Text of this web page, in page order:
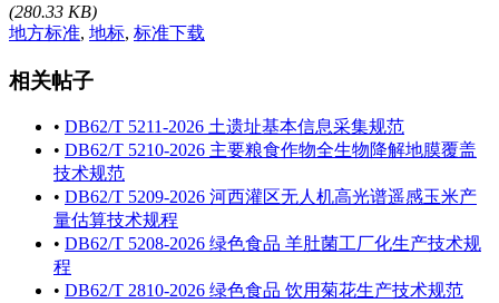
(280.33 KB)
地方标准, 地标, 标准下载
相关帖子
• DB62/T 5211-2026 土遗址基本信息采集规范
• DB62/T 5210-2026 主要粮食作物全生物降解地膜覆盖
技术规范
• DB62/T 5209-2026 河西灌区无人机高光谱遥感玉米产
量估算技术规程
• DB62/T 5208-2026 绿色食品 羊肚菌工厂化生产技术规
程
• DB62/T 2810-2026 绿色食品 饮用菊花生产技术规范